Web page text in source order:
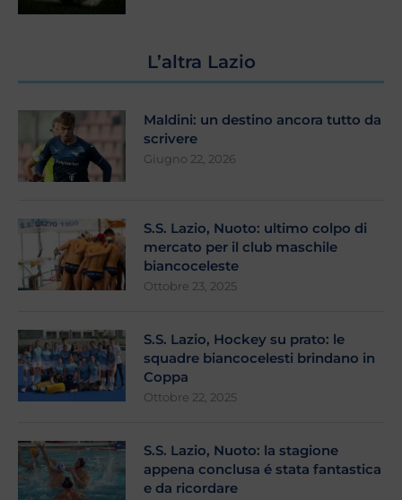
L’altra Lazio
Maldini: un destino ancora tutto da
scrivere
Giugno 22, 2026
S.S. Lazio, Nuoto: ultimo colpo di
mercato per il club maschile
biancoceleste
Ottobre 23, 2025
S.S. Lazio, Hockey su prato: le
squadre biancocelesti brindano in
Coppa
Ottobre 22, 2025
S.S. Lazio, Nuoto: la stagione
appena conclusa é stata fantastica
e da ricordare